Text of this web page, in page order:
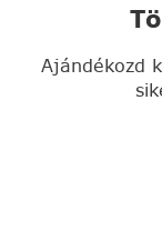
Ajándékozd